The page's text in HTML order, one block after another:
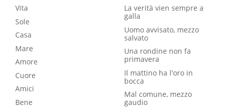
Vita
Sole
Casa
Mare
Amore
Cuore
Amici
Bene
La verità vien sempre a
galla
Uomo avvisato, mezzo
salvato
Una rondine non fa
primavera
Il mattino ha l'oro in
bocca
Mal comune, mezzo
gaudio